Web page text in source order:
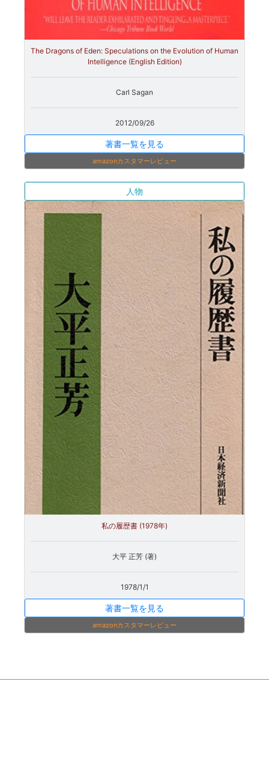
The Dragons of Eden: Speculations on the Evolution of Human
Intelligence (English Edition)
Carl Sagan
2012/09/26
著書一覧を見る
amazonカスタマーレビュー
人物
私の履歴書 (1978年)
大平 正芳 (著)
1978/1/1
著書一覧を見る
amazonカスタマーレビュー